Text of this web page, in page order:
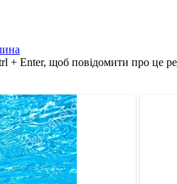
+ Enter, щоб повідомити про це